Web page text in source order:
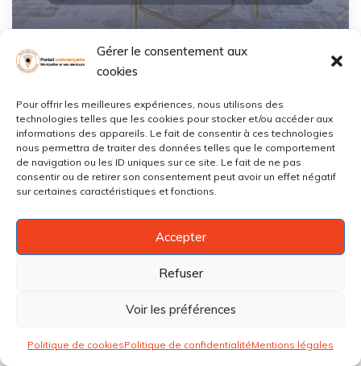
Gérer le consentement aux
cookies
Pour offrir les meilleures expériences, nous utilisons des
technologies telles que les cookies pour stocker et/ou accéder aux
informations des appareils. Le fait de consentir à ces technologies
nous permettra de traiter des données telles que le comportement
de navigation ou les ID uniques sur ce site. Le fait de ne pas
consentir ou de retirer son consentement peut avoir un effet négatif
sur certaines caractéristiques et fonctions.
Accepter
Refuser
Voir les préférences
Politique de cookiesPolitique de confidentialitéMentions légales
Clikube
Lemasson,Montpellier 0768*** Afficher
Ameublements